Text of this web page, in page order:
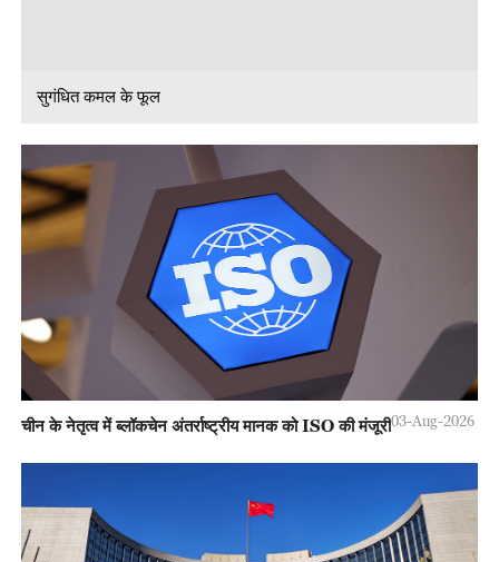
सुगंधित कमल के फूल
03-Aug-2026